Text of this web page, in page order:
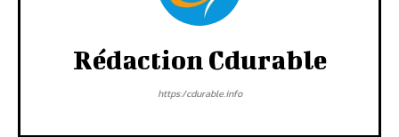
Rédaction Cdurable
https:/cdurable.info